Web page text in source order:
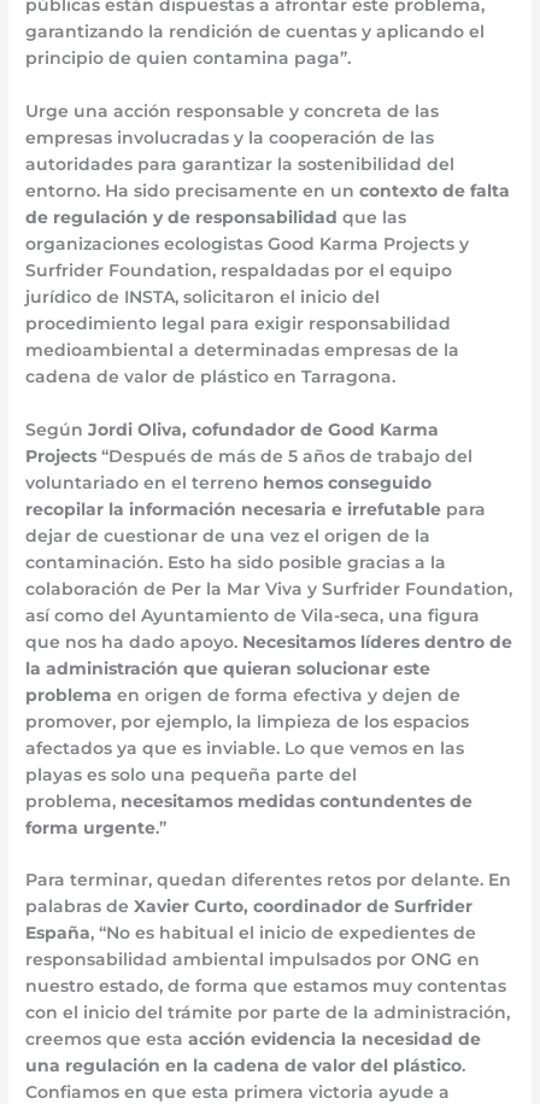
públicas están dispuestas a afrontar este problema,
garantizando la rendición de cuentas y aplicando el
principio de quien contamina paga”.
Urge una acción responsable y concreta de las
empresas involucradas y la cooperación de las
autoridades para garantizar la sostenibilidad del
entorno. Ha sido precisamente en uncontexto de falta
de regulación y de responsabilidad que las
organizaciones ecologistas Good Karma Projects y
Surfrider Foundation, respaldadas por el equipo
jurídico de INSTA, solicitaron el inicio del
procedimiento legal para exigir responsabilidad
medioambiental a determinadas empresas de la
cadena de valor de plástico en Tarragona.
SegúnJordi Oliva, cofundador de Good Karma
Projects “Después de más de 5 años de trabajo del
voluntariado en el terreno hemos conseguido
recopilar la información necesaria e irrefutable para
dejar de cuestionar de una vez el origen de la
contaminación. Esto ha sido posible gracias a la
colaboración de Per la Mar Viva y Surfrider Foundation,
así como del Ayuntamiento de Vila-seca, una figura
que nos ha dado apoyo. Necesitamos líderes dentro de
la administración que quieran solucionar este
problema en origen de forma efectiva y dejen de
promover, por ejemplo, la limpieza de los espacios
afectados ya que es inviable. Lo que vemos en las
playas es solo una pequeña parte del
problema, necesitamos medidas contundentes de
forma urgente.”
Para terminar, quedan diferentes retos por delante. En
palabras de Xavier Curto, coordinador de Surfrider
España, “No es habitual el inicio de expedientes de
responsabilidad ambiental impulsados por ONG en
nuestro estado, de forma que estamos muy contentas
con el inicio del trámite por parte de la administración,
creemos que estaacción evidencia la necesidad de
una regulación en la cadena de valor del plástico.
Confiamos en que esta primera victoria ayude a